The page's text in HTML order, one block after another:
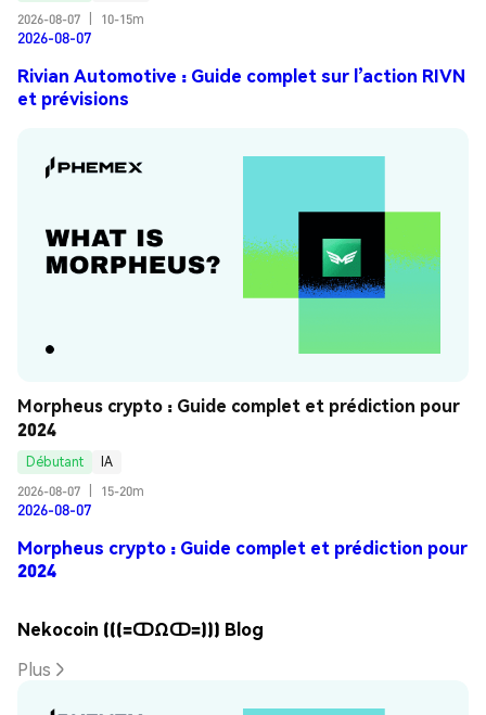
2026-08-07
10-15m
2026-08-07
Rivian Automotive : Guide complet sur l’action RIVN
et prévisions
Morpheus crypto : Guide complet et prédiction pour
2024
Débutant
IA
2026-08-07
15-20m
2026-08-07
Morpheus crypto : Guide complet et prédiction pour
2024
Nekocoin (((=ↀΩↀ=))) Blog
Plus